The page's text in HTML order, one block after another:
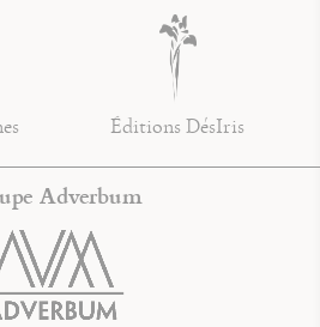
Éditions DésIris
Adverbum